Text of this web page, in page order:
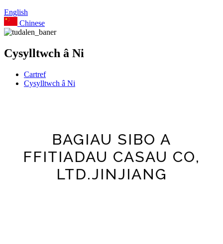
English
Chinese
Cysylltwch â Ni
Cartref
Cysylltwch â Ni
BAGIAU SIBO A
FFITIADAU CASAU CO,
LTD.JINJIANG